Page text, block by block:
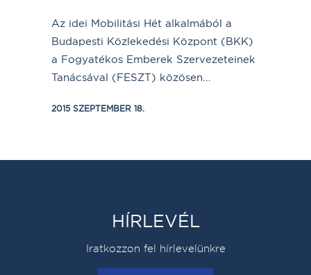
Az idei Mobilitási Hét alkalmából a
Budapesti Közlekedési Központ (BKK)
a Fogyatékos Emberek Szervezeteinek
Tanácsával (FESZT) közösen...
2015 SZEPTEMBER 18.
HÍRLEVÉL
Iratkozzon fel hírlevelünkre